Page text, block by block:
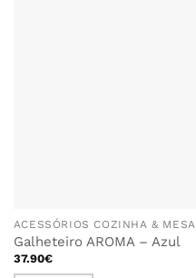
ACESSÓRIOS COZINHA & MESA
Galheteiro AROMA – Azul
37.90€